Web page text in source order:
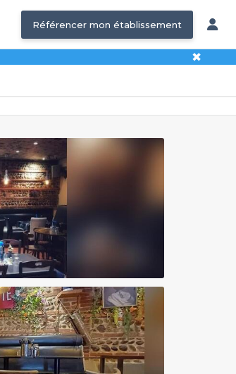
Référencer mon établissement
✖